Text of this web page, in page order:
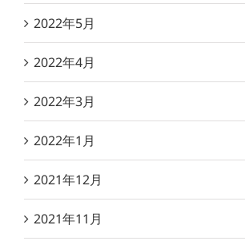
2022年5月
2022年4月
2022年3月
2022年1月
2021年12月
2021年11月